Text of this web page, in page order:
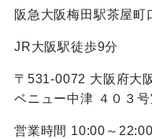
阪急大阪梅田駅茶屋町
JR大阪駅徒歩9分
〒531-0072 大阪府大
ベニュー中津 ４０３号
営業時間 10:00～22:00